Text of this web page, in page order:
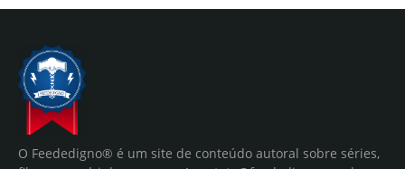
O Feededigno® é um site de conteúdo autoral sobre séries,